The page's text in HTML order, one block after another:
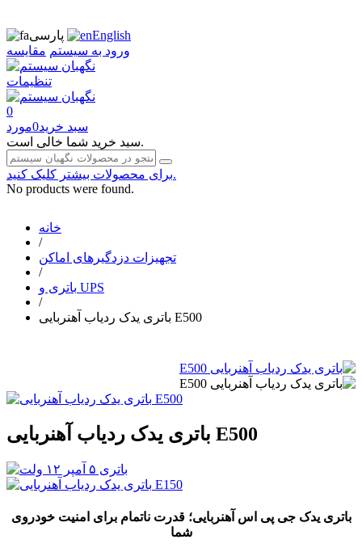
پارسی
English
ورود به سیستم مقایسه
تنظیمات
0
سبد خرید0مورد
سبد خرید شما خالی است.
برای محصولات بیشتر کلیک کنید.
No products were found.
خانه
/
تجهیزات دزدگیرهای اماکن
/
باتری و UPS
/
باتری یدک ردیاب آهنربایی E500
باتری یدک ردیاب آهنربایی E500
باتری یدک جی پی اس آهنربایی؛ قدرت ناتمام برای امنیت خودروی
شما